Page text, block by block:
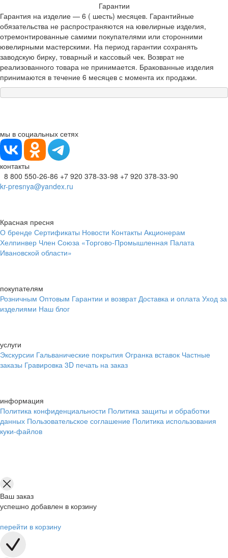
Гарантии
Гарантия на изделие — 6 ( шесть) месяцев. Гарантийные
обязательства не распространяются на ювелирные изделия,
отремонтированные самими покупателями или сторонними
ювелирными мастерскими. На период гарантии сохранять
заводскую бирку, товарный и кассовый чек. Возврат не
реализованного товара не принимается. Бракованные изделия
принимаются в течение 6 месяцев с момента их продажи.
мы в социальных сетях
контакты
8 800 550-26-86 +7 920 378-33-98 +7 920 378-33-90
kr-presnya@yandex.ru
Красная пресня
О бренде Сертификаты Новости Контакты Акционерам
Хелпинвер Член Союза «Торгово-Промышленная Палата
Ивановской области»
покупателям
Розничным Оптовым Гарантии и возврат Доставка и оплата Уход за
изделиями Наш блог
услуги
Экскурсии Гальванические покрытия Огранка вставок Частные
заказы Гравировка 3D печать на заказ
информация
Политика конфиденциальности Политика защиты и обработки
данных Пользовательское соглашение Политика использования
куки-файлов
Ваш заказ
успешно добавлен в корзину
перейти в корзину